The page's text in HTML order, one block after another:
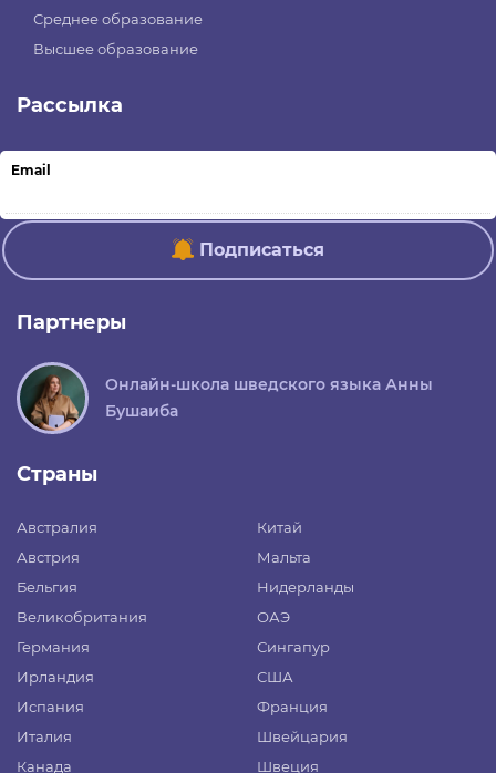
Среднее образование
Высшее образование
Рассылка
Email
Подписаться
Партнеры
Онлайн-школа шведского языка Анны
Бушаиба
Страны
Австралия
Австрия
Бельгия
Великобритания
Германия
Ирландия
Испания
Италия
Канада
Китай
Мальта
Нидерланды
ОАЭ
Сингапур
США
Франция
Швейцария
Швеция